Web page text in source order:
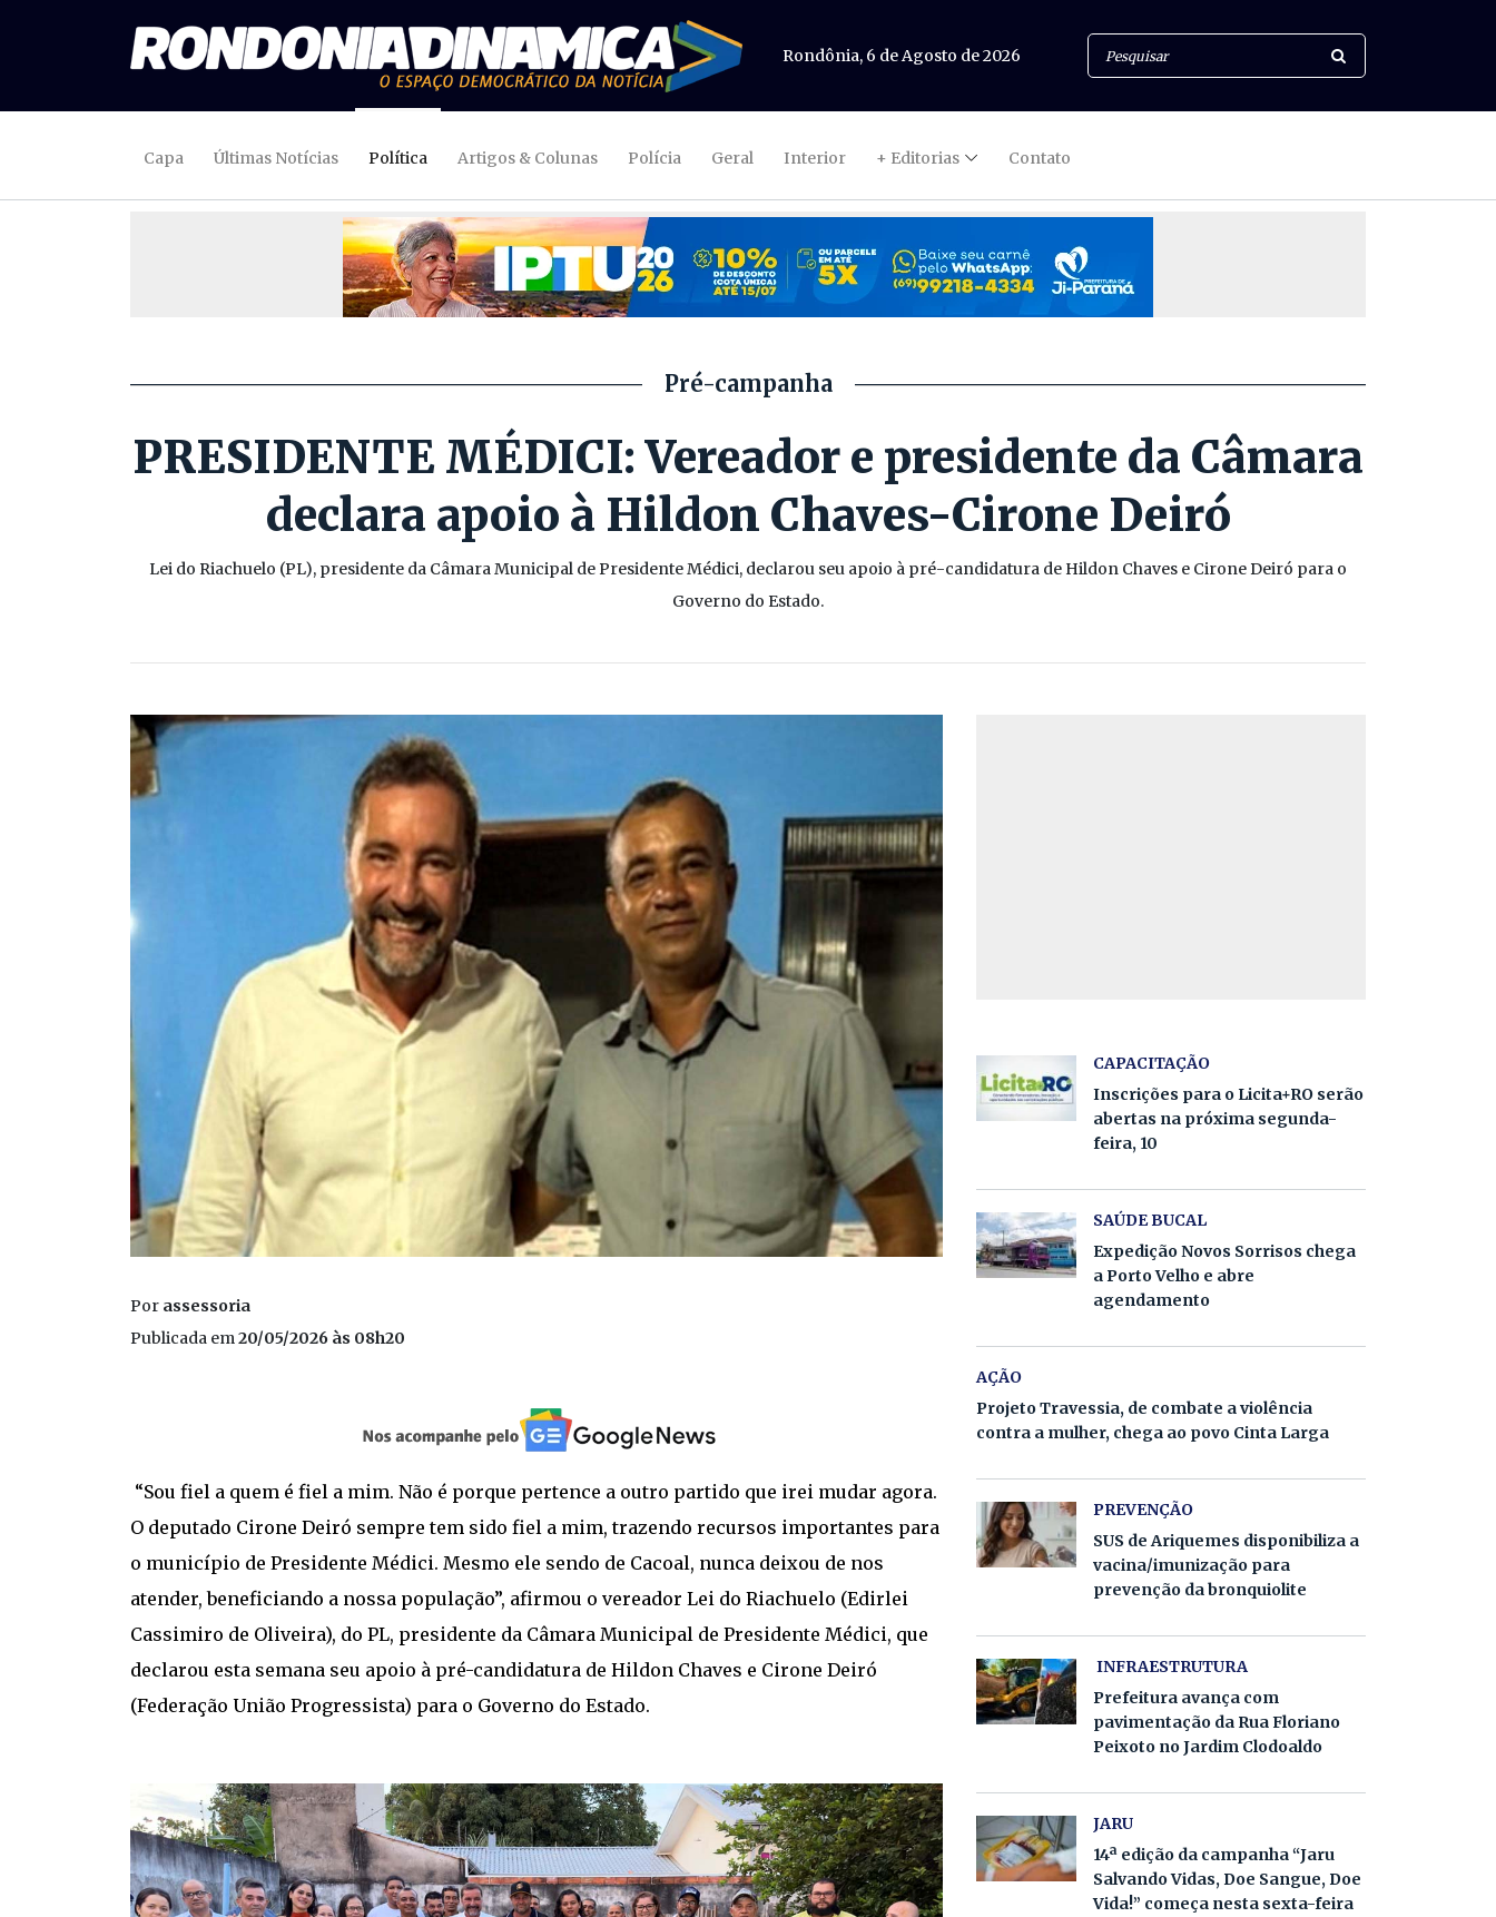
Rondônia, 6 de Agosto de 2026
Capa Últimas Notícias Política Artigos & Colunas Polícia Geral Interior + Editorias Contato
Pré-campanha
PRESIDENTE MÉDICI: Vereador e presidente da Câmara
declara apoio à Hildon Chaves-Cirone Deiró
Lei do Riachuelo (PL), presidente da Câmara Municipal de Presidente Médici, declarou seu apoio à pré-candidatura de Hildon Chaves e Cirone Deiró para o
Governo do Estado.
Por assessoria
Publicada em20/05/2026 às 08h20
“Sou fiel a quem é fiel a mim. Não é porque pertence a outro partido que irei mudar agora.
O deputado Cirone Deiró sempre tem sido fiel a mim, trazendo recursos importantes para
o município de Presidente Médici. Mesmo ele sendo de Cacoal, nunca deixou de nos
atender, beneficiando a nossa população”, afirmou o vereador Lei do Riachuelo (Edirlei
Cassimiro de Oliveira), do PL, presidente da Câmara Municipal de Presidente Médici, que
declarou esta semana seu apoio à pré-candidatura de Hildon Chaves e Cirone Deiró
(Federação União Progressista) para o Governo do Estado.
CAPACITAÇÃO
Inscrições para o Licita+RO serão
abertas na próxima segunda-
feira, 10
SAÚDE BUCAL
Expedição Novos Sorrisos chega
a Porto Velho e abre
agendamento
AÇÃO
Projeto Travessia, de combate a violência
contra a mulher, chega ao povo Cinta Larga
PREVENÇÃO
SUS de Ariquemes disponibiliza a
vacina/imunização para
prevenção da bronquiolite
INFRAESTRUTURA
Prefeitura avança com
pavimentação da Rua Floriano
Peixoto no Jardim Clodoaldo
JARU
14ª edição da campanha “Jaru
Salvando Vidas, Doe Sangue, Doe
Vida!” começa nesta sexta-feira